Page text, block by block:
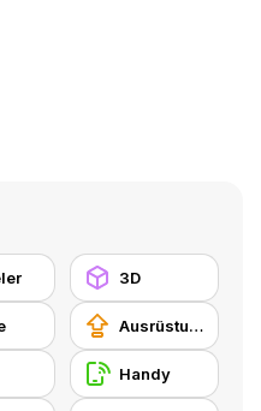
3D
Ausrüstungs-Upgrade kaufen
Handy